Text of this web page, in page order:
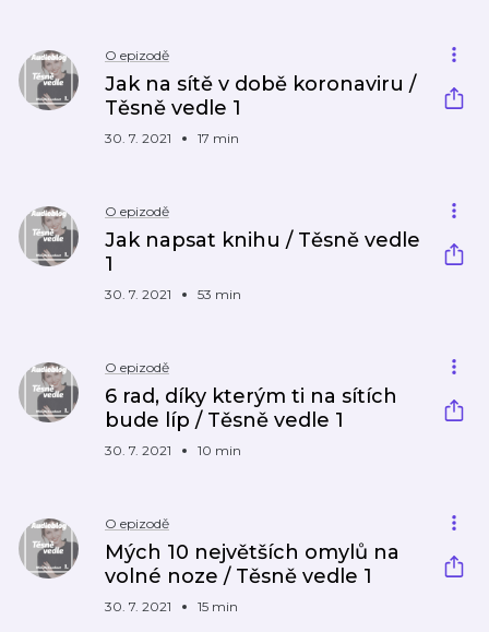
O epizodě
Jak na sítě v době koronaviru /
Těsně vedle 1
30. 7. 2021 17 min
O epizodě
Jak napsat knihu / Těsně vedle
1
30. 7. 2021 53 min
O epizodě
6 rad, díky kterým ti na sítích
bude líp / Těsně vedle 1
30. 7. 2021 10 min
O epizodě
Mých 10 největších omylů na
volné noze / Těsně vedle 1
30. 7. 2021 15 min